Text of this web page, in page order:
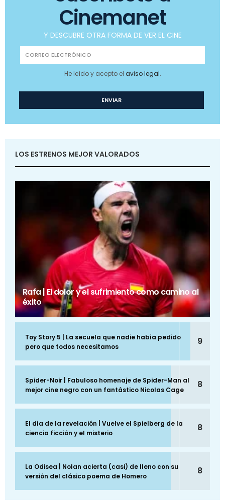
Cinemanet
Y DESCUBRE OTRA FORMA DE VER EL CINE
He leído y acepto el aviso legal.
LOS ESTRENOS MEJOR VALORADOS
Rafa | El dolor y el sufrimiento como camino al
éxito
Toy Story 5 | La secuela que nadie había pedido
pero que todos necesitamos
9
Spider-Noir | Fabuloso homenaje de Spider-Man al
mejor cine negro con un fantástico Nicolas Cage
8
El día de la revelación | Vuelve el Spielberg de la
ciencia ficción y el misterio
8
La Odisea | Nolan acierta (casi) de lleno con su
versión del clásico poema de Homero
8